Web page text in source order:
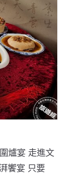
爐宴 走進文
饗宴 只要